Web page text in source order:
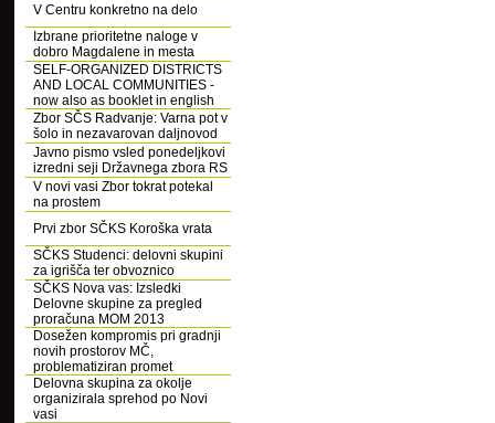
V Centru konkretno na delo
Izbrane prioritetne naloge v
dobro Magdalene in mesta
SELF-ORGANIZED DISTRICTS
AND LOCAL COMMUNITIES -
now also as booklet in english
Zbor SČS Radvanje: Varna pot v
šolo in nezavarovan daljnovod
Javno pismo vsled ponedeljkovi
izredni seji Državnega zbora RS
V novi vasi Zbor tokrat potekal
na prostem
Prvi zbor SČKS Koroška vrata
SČKS Studenci: delovni skupini
za igrišča ter obvoznico
SČKS Nova vas: Izsledki
Delovne skupine za pregled
proračuna MOM 2013
Dosežen kompromis pri gradnji
novih prostorov MČ,
problematiziran promet
Delovna skupina za okolje
organizirala sprehod po Novi
vasi